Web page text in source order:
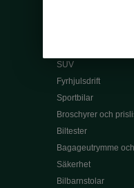
SUV
Fyrhjulsdrift
Sportbilar
Broschyrer och
Biltester
Bagageutrymme
Säkerhet
Bilbarnstolar